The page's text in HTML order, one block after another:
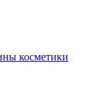
косметики